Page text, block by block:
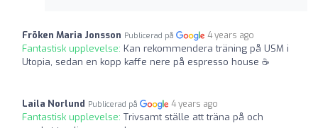
Fröken Maria Jonsson Publicerad på 4 years ago
Fantastisk upplevelse: Kan rekommendera träning på USM i
Utopia, sedan en kopp kaffe nere på espresso house ☕
Laila Norlund Publicerad på 4 years ago
Fantastisk upplevelse: Trivsamt ställe att träna på och